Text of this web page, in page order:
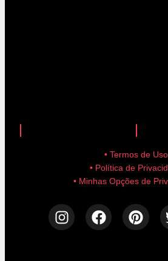
• Termos de Uso
• Política de
• Minhas Opções de